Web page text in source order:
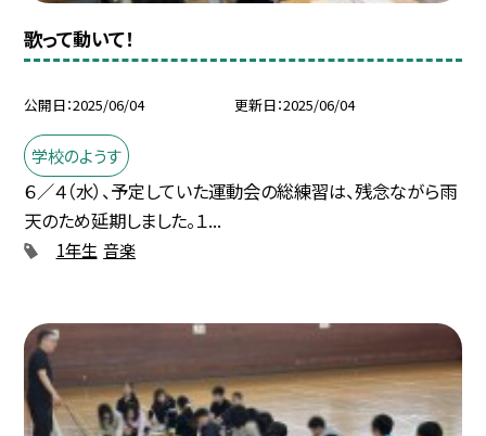
歌って動いて！
公開日 2025/06/04 更新日 2025/06/04
学校のようす
６／４（水）、予定していた運動会の総練習は、残念ながら雨
天のため延期しました。１...
1年生 音楽